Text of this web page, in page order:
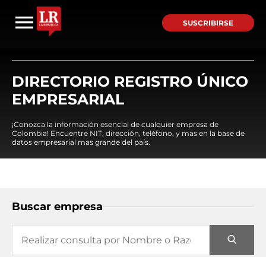
SUSCRIBIRSE
DIRECTORIO REGISTRO ÚNICO
EMPRESARIAL
¡Conozca la información esencial de cualquier empresa de
Colombia! Encuentre NIT, dirección, teléfono, y mas en la base de
datos empresarial mas grande del país.
Buscar empresa